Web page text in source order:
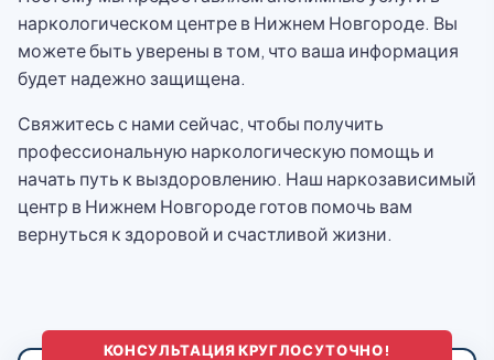
наркологическом центре в Нижнем Новгороде. Вы
можете быть уверены в том, что ваша информация
будет надежно защищена.
Свяжитесь с нами сейчас, чтобы получить
профессиональную наркологическую помощь и
начать путь к выздоровлению. Наш наркозависимый
центр в Нижнем Новгороде готов помочь вам
вернуться к здоровой и счастливой жизни.
КОНСУЛЬТАЦИЯ КРУГЛОСУТОЧНО!